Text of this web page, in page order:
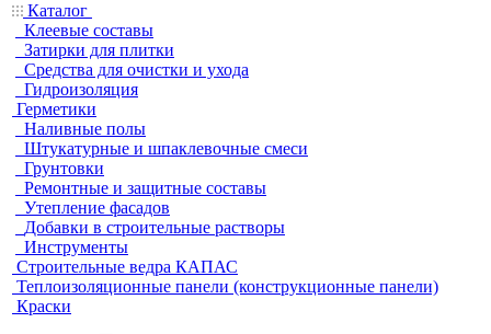
Каталог
Клеевые составы
Затирки для плитки
Средства для очистки и ухода
Гидроизоляция
Герметики
Наливные полы
Штукатурные и шпаклевочные смеси
Грунтовки
Ремонтные и защитные составы
Утепление фасадов
Добавки в строительные растворы
Инструменты
Строительные ведра КАПАС
Теплоизоляционные панели (конструкционные панели)
Краски